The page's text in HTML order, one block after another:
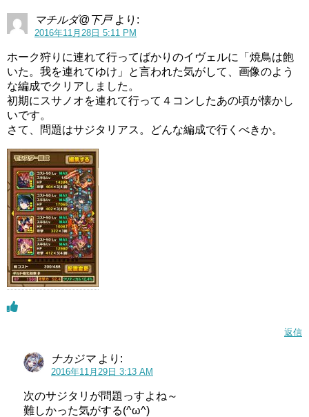
マチルダ@下戸 より:
2016年11月28日 5:11 PM
ホーク狩りに連れて行ってばかりのイヴェルに「焼鳥は飽
いた。我を連れてゆけ」と言われた気がして、画像のよう
な編成でクリアしました。
初期にスサノオを連れて行って４コンしたあの頃が懐かし
いです。
さて、問題はサジタリアス。どんな編成で行くべきか。
返信
ナカジマ より:
2016年11月29日 3:13 AM
次のサジタリが問題っすよね～
難しかった気がする(^ω^)